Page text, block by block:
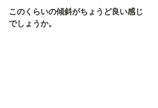
このくらいの傾斜がちょうど良い感じ
でしょうか。